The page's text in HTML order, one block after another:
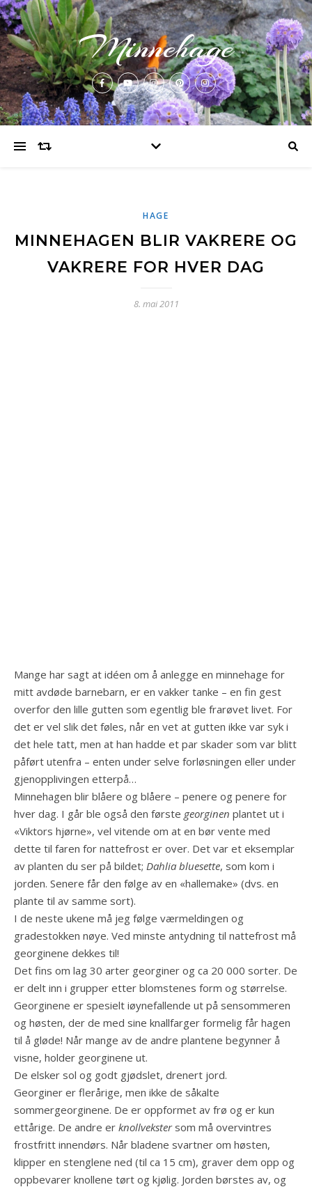
Minnehage
HAGE
MINNEHAGEN BLIR VAKRERE OG
VAKRERE FOR HVER DAG
8. mai 2011
Mange har sagt at idéen om å anlegge en minnehage for
mitt avdøde barnebarn, er en vakker tanke – en fin gest
overfor den lille gutten som egentlig ble frarøvet livet. For
det er vel slik det føles, når en vet at gutten ikke var syk i
det hele tatt, men at han hadde et par skader som var blitt
påført utenfra – enten under selve forløsningen eller under
gjenopplivingen etterpå…
Minnehagen blir blåere og blåere – penere og penere for
hver dag. I går ble også den første georginen plantet ut i
«Viktors hjørne», vel vitende om at en bør vente med
dette til faren for nattefrost er over. Det var et eksemplar
av planten du ser på bildet; Dahlia bluesette, som kom i
jorden. Senere får den følge av en «hallemake» (dvs. en
plante til av samme sort).
I de neste ukene må jeg følge værmeldingen og
gradestokken nøye. Ved minste antydning til nattefrost må
georginene dekkes til!
Det fins om lag 30 arter georginer og ca 20 000 sorter. De
er delt inn i grupper etter blomstenes form og størrelse.
Georginene er spesielt iøynefallende ut på sensommeren
og høsten, der de med sine knallfarger formelig får hagen
til å gløde! Når mange av de andre plantene begynner å
visne, holder georginene ut.
De elsker sol og godt gjødslet, drenert jord.
Georginer er flerårige, men ikke de såkalte
sommergeorginene. De er oppformet av frø og er kun
ettårige. De andre er knollvekstersom må overvintres
frostfritt innendørs. Når bladene svartner om høsten,
klipper en stenglene ned (til ca 15 cm), graver dem opp og
oppbevarer knollene tørt og kjølig. Jorden børstes av, og